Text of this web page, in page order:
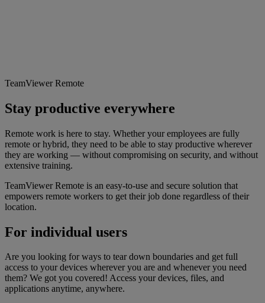
TeamViewer Remote
Stay productive everywhere
Remote work is here to stay. Whether your employees are fully
remote or hybrid, they need to be able to stay productive wherever
they are working — without compromising on security, and without
extensive training.
TeamViewer Remote is an easy-to-use and secure solution that
empowers remote workers to get their job done regardless of their
location.
For individual users
Are you looking for ways to tear down boundaries and get full
access to your devices wherever you are and whenever you need
them? We got you covered! Access your devices, files, and
applications anytime, anywhere.